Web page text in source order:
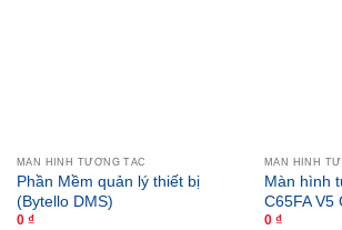
MÀN HÌNH TƯƠNG TÁC
Phần Mềm quản lý thiết bị
(Bytello DMS)
0 ₫
MÀN HÌNH
Màn hình
C65FA V5
0 ₫